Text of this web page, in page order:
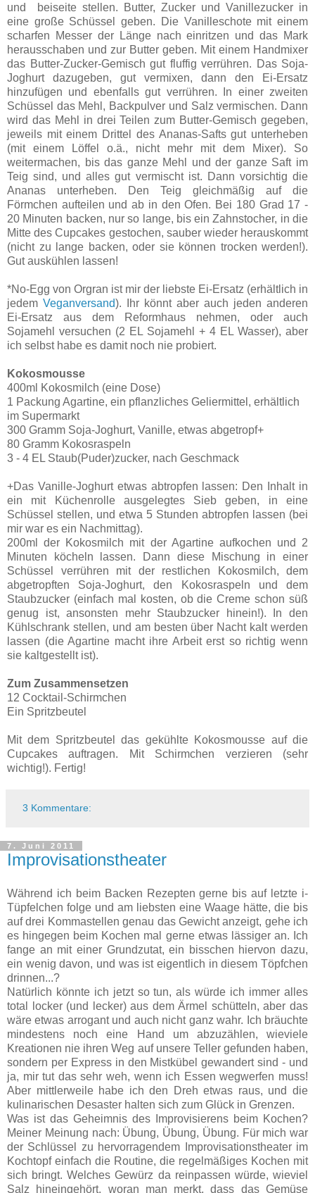
und beiseite stellen. Butter, Zucker und Vanillezucker in
eine große Schüssel geben. Die Vanilleschote mit einem
scharfen Messer der Länge nach einritzen und das Mark
herausschaben und zur Butter geben. Mit einem Handmixer
das Butter-Zucker-Gemisch gut fluffig verrühren. Das Soja-
Joghurt dazugeben, gut vermixen, dann den Ei-Ersatz
hinzufügen und ebenfalls gut verrühren. In einer zweiten
Schüssel das Mehl, Backpulver und Salz vermischen. Dann
wird das Mehl in drei Teilen zum Butter-Gemisch gegeben,
jeweils mit einem Drittel des Ananas-Safts gut unterheben
(mit einem Löffel o.ä., nicht mehr mit dem Mixer). So
weitermachen, bis das ganze Mehl und der ganze Saft im
Teig sind, und alles gut vermischt ist. Dann vorsichtig die
Ananas unterheben. Den Teig gleichmäßig auf die
Förmchen aufteilen und ab in den Ofen. Bei 180 Grad 17 -
20 Minuten backen, nur so lange, bis ein Zahnstocher, in die
Mitte des Cupcakes gestochen, sauber wieder herauskommt
(nicht zu lange backen, oder sie können trocken werden!).
Gut auskühlen lassen!
*No-Egg von Orgran ist mir der liebste Ei-Ersatz (erhältlich in
jedem Veganversand). Ihr könnt aber auch jeden anderen
Ei-Ersatz aus dem Reformhaus nehmen, oder auch
Sojamehl versuchen (2 EL Sojamehl + 4 EL Wasser), aber
ich selbst habe es damit noch nie probiert.
Kokosmousse
400ml Kokosmilch (eine Dose)
1 Packung Agartine, ein pflanzliches Geliermittel, erhältlich
im Supermarkt
300 Gramm Soja-Joghurt, Vanille, etwas abgetropf+
80 Gramm Kokosraspeln
3 - 4 EL Staub(Puder)zucker, nach Geschmack
+Das Vanille-Joghurt etwas abtropfen lassen: Den Inhalt in
ein mit Küchenrolle ausgelegtes Sieb geben, in eine
Schüssel stellen, und etwa 5 Stunden abtropfen lassen (bei
mir war es ein Nachmittag).
200ml der Kokosmilch mit der Agartine aufkochen und 2
Minuten köcheln lassen. Dann diese Mischung in einer
Schüssel verrühren mit der restlichen Kokosmilch, dem
abgetropften Soja-Joghurt, den Kokosraspeln und dem
Staubzucker (einfach mal kosten, ob die Creme schon süß
genug ist, ansonsten mehr Staubzucker hinein!). In den
Kühlschrank stellen, und am besten über Nacht kalt werden
lassen (die Agartine macht ihre Arbeit erst so richtig wenn
sie kaltgestellt ist).
Zum Zusammensetzen
12 Cocktail-Schirmchen
Ein Spritzbeutel
Mit dem Spritzbeutel das gekühlte Kokosmousse auf die
Cupcakes auftragen. Mit Schirmchen verzieren (sehr
wichtig!). Fertig!
3 Kommentare:
7. Juni 2011
Improvisationstheater
Während ich beim Backen Rezepten gerne bis auf letzte i-
Tüpfelchen folge und am liebsten eine Waage hätte, die bis
auf drei Kommastellen genau das Gewicht anzeigt, gehe ich
es hingegen beim Kochen mal gerne etwas lässiger an. Ich
fange an mit einer Grundzutat, ein bisschen hiervon dazu,
ein wenig davon, und was ist eigentlich in diesem Töpfchen
drinnen...?
Natürlich könnte ich jetzt so tun, als würde ich immer alles
total locker (und lecker) aus dem Ärmel schütteln, aber das
wäre etwas arrogant und auch nicht ganz wahr. Ich bräuchte
mindestens noch eine Hand um abzuzählen, wieviele
Kreationen nie ihren Weg auf unsere Teller gefunden haben,
sondern per Express in den Mistkübel gewandert sind - und
ja, mir tut das sehr weh, wenn ich Essen wegwerfen muss!
Aber mittlerweile habe ich den Dreh etwas raus, und die
kulinarischen Desaster halten sich zum Glück in Grenzen.
Was ist das Geheimnis des Improvisierens beim Kochen?
Meiner Meinung nach: Übung, Übung, Übung. Für mich war
der Schlüssel zu hervorragendem Improvisationstheater im
Kochtopf einfach die Routine, die regelmäßiges Kochen mit
sich bringt. Welches Gewürz da reinpassen würde, wieviel
Salz hineingehört, woran man merkt, dass das Gemüse